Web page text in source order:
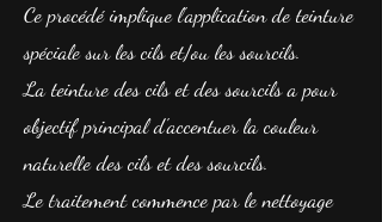
Ce procédé implique l'application de teinture
spéciale sur les cils et/ou les sourcils.
La teinture des cils et des sourcils a pour
objectif principal d'accentuer la couleur
naturelle des cils et des sourcils.
Le traitement commence par le nettoyage